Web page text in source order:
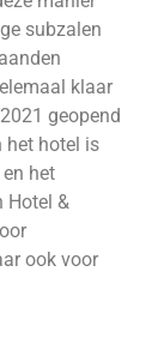
subzalen
klaar
geopend
het hotel is
en het
Hotel &
ook voor